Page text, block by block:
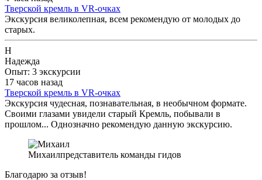
Тверской кремль в VR-очках
Экскурсия великолепная, всем рекомендую от молодых до
старых.
Н
Надежда
Опыт: 3 экскурсии
17 часов назад
Тверской кремль в VR-очках
Экскурсия чудесная, познавательная, в необычном формате.
Своими глазами увидели старый Кремль, побывали в
прошлом... Однозначно рекомендую данную экскурсию.
Михаилпредставитель команды гидов
Благодарю за отзыв!